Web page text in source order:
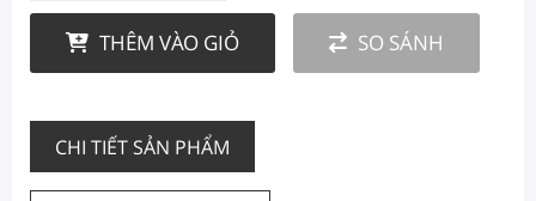
THÊM VÀO GIỎ SO SÁNH
CHI TIẾT SẢN PHẨM